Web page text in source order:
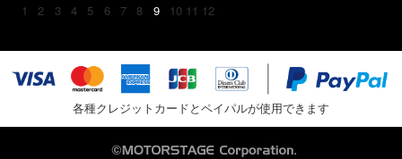
1 2 3 4 5 6 7 8 9 10 11 12
各種クレジットカードとペイパルが使用できます